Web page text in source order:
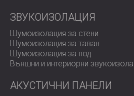
ЗВУКОИЗОЛАЦИЯ
Шумоизолация за стени
Шумоизолация за таван
Шумоизолация за под
Външни и интериорни
АКУСТИЧНИ ПАНЕЛИ